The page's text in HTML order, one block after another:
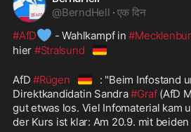
@BerndHell · एक दिन
#AfD💙 - Wahlkampf in
hier #Stralsund 🇩🇪
AfD #Rügen 🇩🇪
: "Beim Infostand
Direktkandidatin Sandra #Graf (AfD
gut etwas los. Viel Infomaterial kam
der Kurs ist klar: Am 20.9. mit